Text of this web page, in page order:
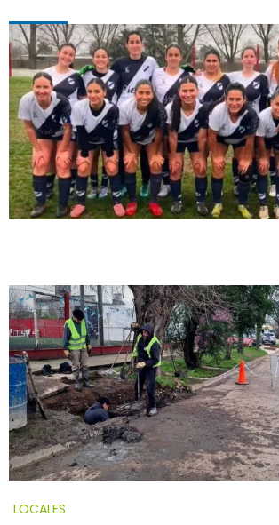
LOCALES